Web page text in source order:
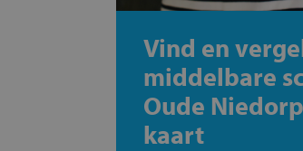
Vind en
middelbare
Oude
kaart